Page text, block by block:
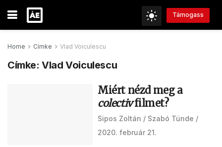
Támogass
Home Címke Vlad Voiculescu
Címke:Vlad Voiculescu
Miért nézd meg a
colectivfilmet?
Sipos Zoltán
Szabó Tünde
2020. február 21.